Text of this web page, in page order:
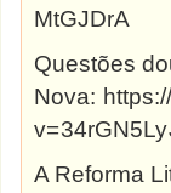
MtGJDrA
Questões
Nova:
A Reforma